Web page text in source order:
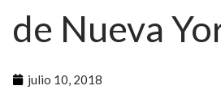
de Nueva
julio 10, 2018